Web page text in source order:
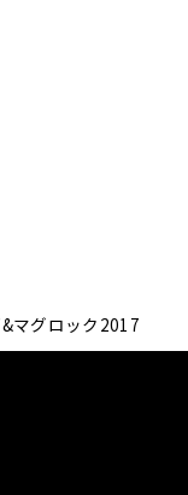
マグロック2017